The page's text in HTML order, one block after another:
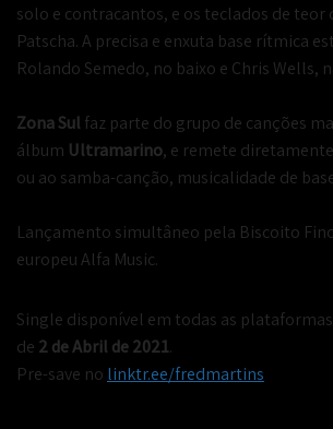
solo e contracantos, e os teclados de teor
Patscha. A precisa e enxuta base rítmica
Rolando Semedo, no baixo e Chris Wells,
Zona Sul faz parte do grupo de canções
álbum Ultramarino, e remete
ou ao samba-canção, musicalidade de
Lançamento simultâneo pela Biscoito
europeu Alfa Music.
Single disponível em todas as
de 2 de Abril de 2021.
Pre-save no linktr.ee/fredmartins